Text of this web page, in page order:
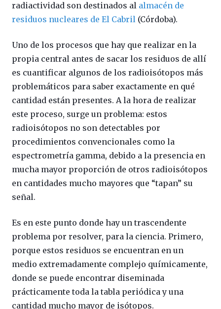
radiactividad son destinados al almacén de
residuos nucleares de El Cabril (Córdoba).
Uno de los procesos que hay que realizar en la
propia central antes de sacar los residuos de allí
es cuantificar algunos de los radioisótopos más
problemáticos para saber exactamente en qué
cantidad están presentes. A la hora de realizar
este proceso, surge un problema: estos
radioisótopos no son detectables por
procedimientos convencionales como la
espectrometría gamma, debido a la presencia en
mucha mayor proporción de otros radioisótopos
en cantidades mucho mayores que “tapan” su
señal.
Es en este punto donde hay un trascendente
problema por resolver, para la ciencia. Primero,
porque estos residuos se encuentran en un
medio extremadamente complejo químicamente,
donde se puede encontrar diseminada
prácticamente toda la tabla periódica y una
cantidad mucho mayor de isótopos.